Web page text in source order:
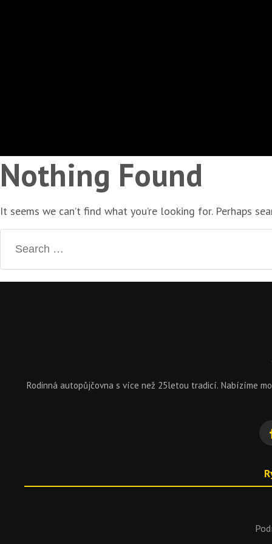
Nothing Found
It seems we can’t find what you’re looking for. Perhaps
Rodinná autopůjčovna s více než 25letou tradicí. Nabízíme